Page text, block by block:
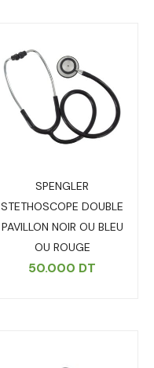
SPENGLER
STETHOSCOPE DOUBLE
PAVILLON NOIR OU BLEU
OU ROUGE
50.000 DT